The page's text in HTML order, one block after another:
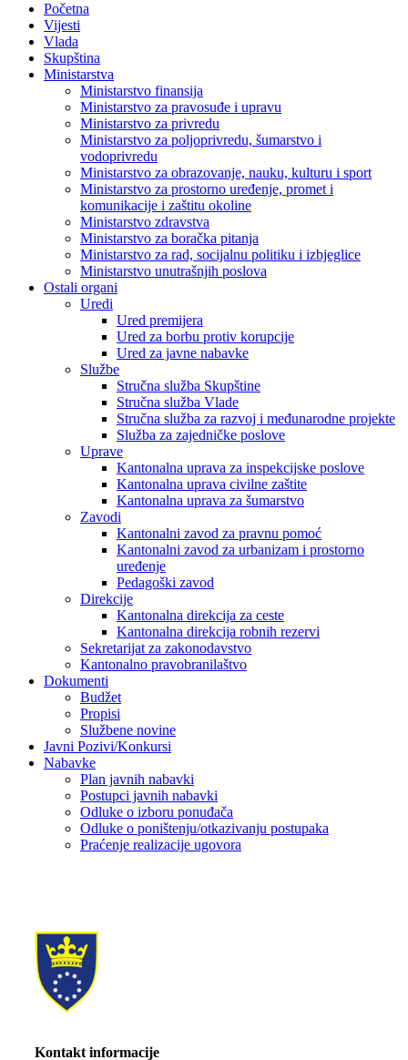
Početna
Vijesti
Vlada
Skupština
Ministarstva
Ministarstvo finansija
Ministarstvo za pravosuđe i upravu
Ministarstvo za privredu
Ministarstvo za poljoprivredu, šumarstvo i
vodoprivredu
Ministarstvo za obrazovanje, nauku, kulturu i sport
Ministarstvo za prostorno uređenje, promet i
komunikacije i zaštitu okoline
Ministarstvo zdravstva
Ministarstvo za boračka pitanja
Ministarstvo za rad, socijalnu politiku i izbjeglice
Ministarstvo unutrašnjih poslova
Ostali organi
Uredi
Ured premijera
Ured za borbu protiv korupcije
Ured za javne nabavke
Službe
Stručna služba Skupštine
Stručna služba Vlade
Stručna služba za razvoj i međunarodne projekte
Služba za zajedničke poslove
Uprave
Kantonalna uprava za inspekcijske poslove
Kantonalna uprava civilne zaštite
Kantonalna uprava za šumarstvo
Zavodi
Kantonalni zavod za pravnu pomoć
Kantonalni zavod za urbanizam i prostorno
uređenje
Pedagoški zavod
Direkcije
Kantonalna direkcija za ceste
Kantonalna direkcija robnih rezervi
Sekretarijat za zakonodavstvo
Kantonalno pravobranilaštvo
Dokumenti
Budžet
Propisi
Službene novine
Javni Pozivi/Konkursi
Nabavke
Plan javnih nabavki
Postupci javnih nabavki
Odluke o izboru ponuđača
Odluke o poništenju/otkazivanju postupaka
Praćenje realizacije ugovora
Kontakt informacije